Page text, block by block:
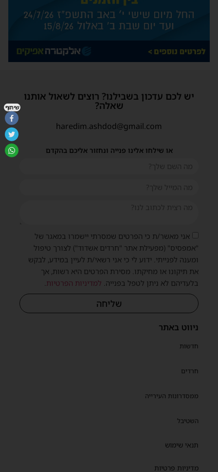
ניווט באתר
חדשות
חרדים
ממסדרונות העירייה
השטיבל
תנאי שימוש
מדיניות פרטיות
יש לכם עדכון בשבילנו? רוצים לשאול אותנו
שאלה?
haredim.ashdod@gmail.com
או שילחו אלינו פנייה ונחזור אליכם בהקדם
אני מאשר/ת כי הפרטים שמסרתי יישמרו במאגר של
"אמפסיס" (מפעילת אתר "חרדים אשדוד") לצורך טיפול
ומענה לפנייתי. ידוע לי כי אני רשאי/ת לעיין במידע, לבקש
את תיקונו או מחיקתו. מסירת הפרטים היא רשות, אך
בלעדיהם לא ניתן לטפל בפנייה. למדיניות הפרטיות.
שליחה
שיתוף